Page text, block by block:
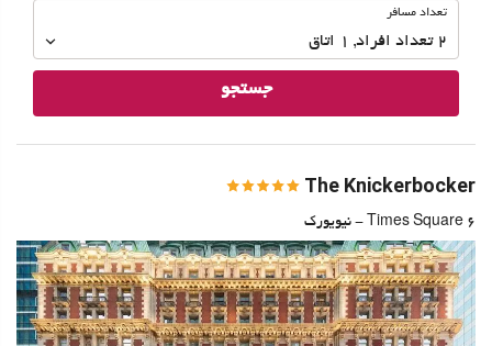
تعداد
تعداد مسافر
2 تعداد افراد ,
1 اتاق
جستجو
The Knickerbocker
6 Times Square - نیویورک